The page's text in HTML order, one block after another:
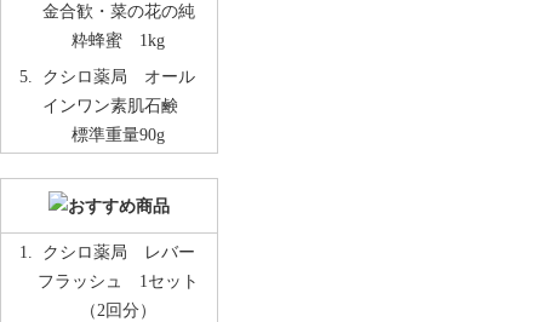
金合歓・菜の花の純
粋蜂蜜 1kg
クシロ薬局 オール
インワン素肌石鹸
標準重量90g
クシロ薬局 レバー
フラッシュ 1セット
（2回分）